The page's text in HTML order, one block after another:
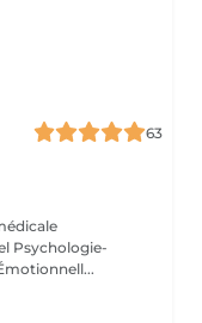
63
Psychologie-